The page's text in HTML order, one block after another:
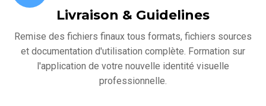
Livraison & Guidelines
Remise des fichiers finaux tous formats, fichiers sources
et documentation d'utilisation complète. Formation sur
l'application de votre nouvelle identité visuelle
professionnelle.